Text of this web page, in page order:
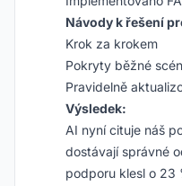
Návody k řešení
Krok za krokem
Pokryty běžné
Pravidelně
Výsledek:
AI nyní cituje náš
dostávají správné
podporu klesl o 23